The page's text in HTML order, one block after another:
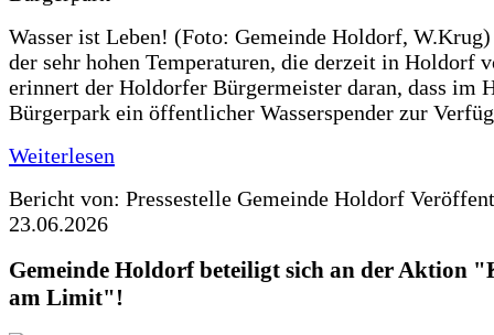
Wasser ist Leben! (Foto: Gemeinde Holdorf,
der sehr hohen Temperaturen, die derzeit in Holdorf
erinnert der Holdorfer Bürgermeister daran, dass im
Bürgerpark ein öffentlicher Wasserspender zur
Weiterlesen
Bericht von: Pressestelle Gemeinde Holdorf
23.06.2026
Gemeinde Holdorf beteiligt sich an der Aktion
am Limit"!